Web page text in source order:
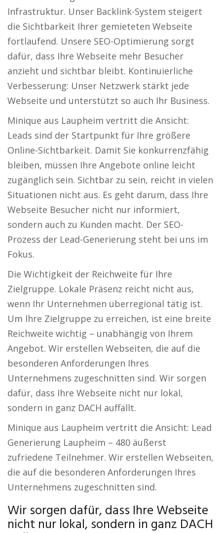
Infrastruktur. Unser Backlink-System steigert
die Sichtbarkeit Ihrer gemieteten Webseite
fortlaufend. Unsere SEO-Optimierung sorgt
dafür, dass Ihre Webseite mehr Besucher
anzieht und sichtbar bleibt. Kontinuierliche
Verbesserung: Unser Netzwerk stärkt jede
Webseite und unterstützt so auch Ihr Business.
Minique aus Laupheim vertritt die Ansicht:
Leads sind der Startpunkt für Ihre größere
Online-Sichtbarkeit. Damit Sie konkurrenzfähig
bleiben, müssen Ihre Angebote online leicht
zugänglich sein. Sichtbar zu sein, reicht in vielen
Situationen nicht aus. Es geht darum, dass Ihre
Webseite Besucher nicht nur informiert,
sondern auch zu Kunden macht. Der SEO-
Prozess der Lead-Generierung steht bei uns im
Fokus.
Die Wichtigkeit der Reichweite für Ihre
Zielgruppe. Lokale Präsenz reicht nicht aus,
wenn Ihr Unternehmen überregional tätig ist.
Um Ihre Zielgruppe zu erreichen, ist eine breite
Reichweite wichtig – unabhängig von Ihrem
Angebot. Wir erstellen Webseiten, die auf die
besonderen Anforderungen Ihres
Unternehmens zugeschnitten sind. Wir sorgen
dafür, dass Ihre Webseite nicht nur lokal,
sondern in ganz DACH auffällt.
Minique aus Laupheim vertritt die Ansicht: Lead
Generierung Laupheim – 480 äußerst
zufriedene Teilnehmer. Wir erstellen Webseiten,
die auf die besonderen Anforderungen Ihres
Unternehmens zugeschnitten sind.
Wir sorgen dafür, dass Ihre Webseite
nicht nur lokal, sondern in ganz DACH